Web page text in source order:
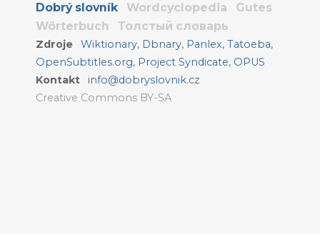
Dobrý slovník Wordcyclopedia
Gutes
Wörterbuch
Толстый словарь
Zdroje Wiktionary, Dbnary, Panlex,Tatoeba,
OpenSubtitles.org, Project Syndicate, OPUS
Kontakt
info@dobryslovnik.cz
Creative Commons BY-SA